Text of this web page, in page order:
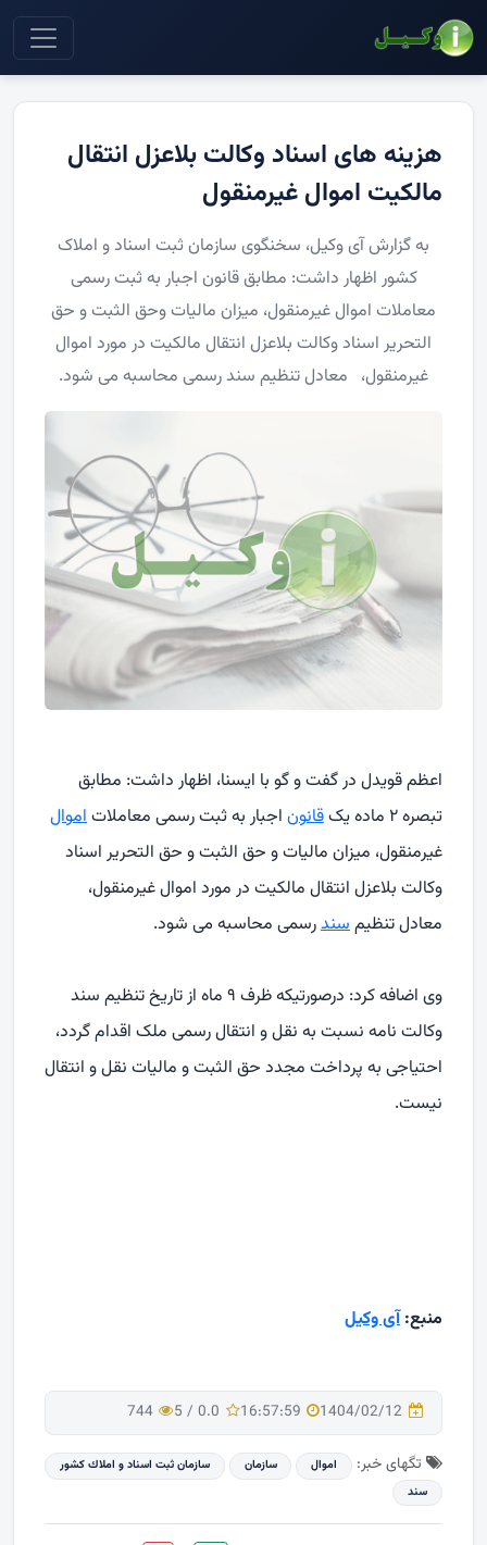
هزینه های اسناد وکالت بلاعزل انتقال
مالکیت اموال غیرمنقول
به گزارش آی وکیل، سخنگوی سازمان ثبت اسناد و املاک
کشور اظهار داشت: مطابق قانون اجبار به ثبت رسمی
معاملات اموال غیرمنقول، میزان مالیات وحق الثبت و حق
التحریر اسناد وکالت بلاعزل انتقال مالکیت در مورد اموال
غیرمنقول، معادل تنظیم سند رسمی محاسبه می شود.
اعظم قویدل در گفت و گو با ایسنا، اظهار داشت: مطابق
تبصره ۲ ماده یک
قانون اجبار به ثبت رسمی معاملاتاموال
غیرمنقول، میزان مالیات و حق الثبت و حق التحریر اسناد
وکالت بلاعزل انتقال مالکیت در مورد اموال غیرمنقول،
معادل تنظیمسندرسمی محاسبه می شود.
وی اضافه کرد: درصورتیکه ظرف ۹ ماه از تاریخ تنظیم سند
وکالت نامه نسبت به نقل و انتقال رسمی ملک اقدام گردد،
احتیاجی به پرداخت مجدد حق الثبت و مالیات نقل و انتقال
نیست.
منبع:آی وكیل
1404/02/12
16:57:59
0.0
/
5
744
تگهای خبر: اموال سازمان
سازمان ثبت اسناد و املاك كشور
سند